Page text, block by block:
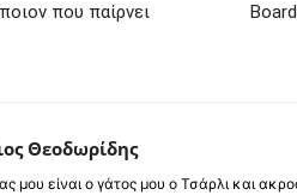
που παίρνει
Θεοδωρίδης
μου είναι ο γάτος μου ο Τσάρλι και